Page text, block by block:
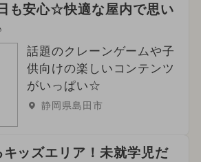
も安心☆快適な屋内で思い
話題のクレーンゲームや子
供向けの楽しいコンテンツ
がいっぱい☆
静岡県島田市
ッズエリア！未就学児だ